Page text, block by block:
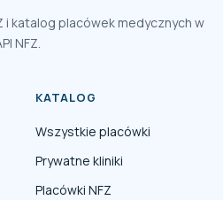
i katalog placówek medycznych w
NFZ.
KATALOG
Wszystkie placówki
Prywatne kliniki
Placówki NFZ